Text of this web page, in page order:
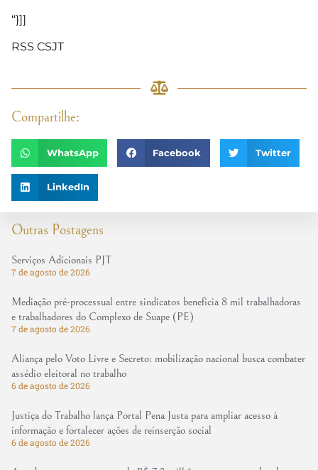
Outras Postagens
Serviços Adicionais PJT
7 de agosto de 2026
Mediação pré-processual entre sindicatos beneficia 8 mil trabalhadoras
e trabalhadores do Complexo de Suape (PE)
7 de agosto de 2026
Aliança pelo Voto Livre e Secreto: mobilização nacional busca combater
assédio eleitoral no trabalho
6 de agosto de 2026
Justiça do Trabalho lança Portal Pena Justa para ampliar acesso à
informação e fortalecer ações de reinserção social
6 de agosto de 2026
“}]]
RSS CSJT
Compartilhe:
WhatsApp Facebook Twitter
LinkedIn